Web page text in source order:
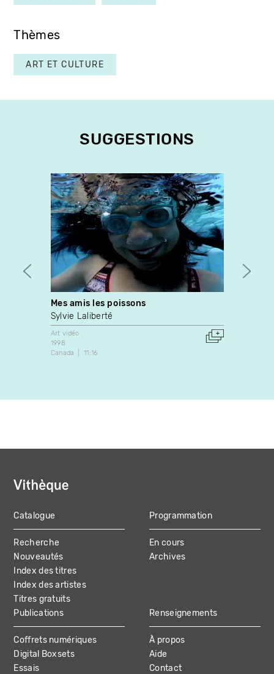
Thèmes
ART ET CULTURE
SUGGESTIONS
Mes amis les poissons
Sylvie Laliberté
Art vidéo
1998
Canada
11:16
MAIN
NAVIGATION
Catalogue
Recherche
Nouveautés
Index des titres
Index des artistes
Titres gratuits
Programmation
En cours
Archives
Publications
Coffrets numériques
Digital Boxsets
Essais
Renseignements
À propos
Aide
Contact